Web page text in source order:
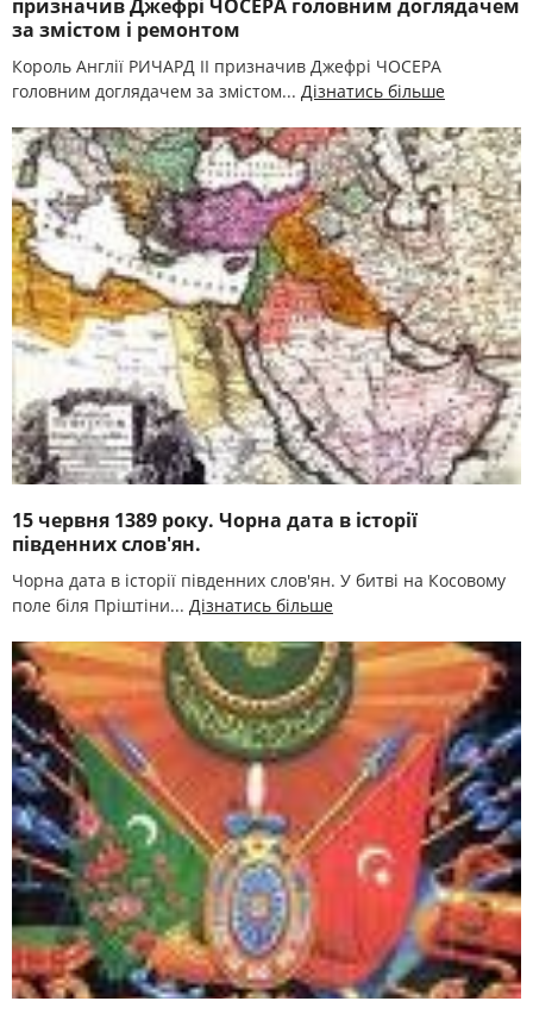
призначив Джефрі ЧОСЕРА головним доглядачем
за змістом і ремонтом
Король Англії РИЧАРД II призначив Джефрі ЧОСЕРА
головним доглядачем за змістом... Дізнатись більше
15 червня 1389 року. Чорна дата в історії
південних слов'ян.
Чорна дата в історії південних слов'ян. У битві на Косовому
поле біля Пріштіни... Дізнатись більше